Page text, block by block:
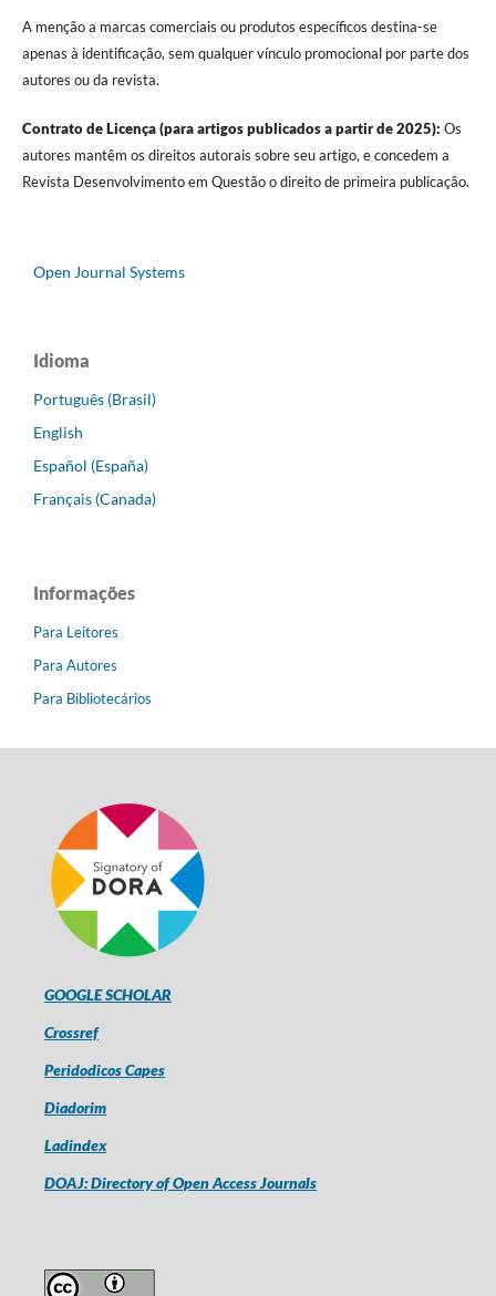
A menção a marcas comerciais ou produtos específicos destina-se
apenas à identificação, sem qualquer vínculo promocional por parte dos
autores ou da revista.
Contrato de Licença (para artigos publicados a partir de 2025): Os
autores mantêm os direitos autorais sobre seu artigo, e concedem a
Revista Desenvolvimento em Questão o direito de primeira publicação.
Open Journal Systems
Idioma
Português (Brasil)
English
Español (España)
Français (Canada)
Informações
Para Leitores
Para Autores
Para Bibliotecários
GOOGLE SCHOLAR
Crossref
Peridodicos Capes
Diadorim
Ladindex
DOAJ: Directory of Open Access Journals